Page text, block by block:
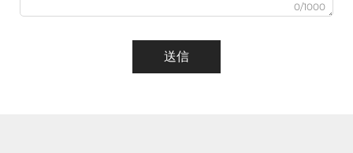
0/1000
送信